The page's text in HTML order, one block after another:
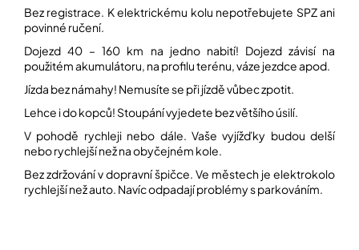
REPASOVANÉ
POMŮCKY
Přihlášení
Bez registrace. K elektrickému kolu nepotřebujete SPZ ani
povinné ručení.
Dojezd 40 – 160 km na jedno nabití! Dojezd závisí na
použitém akumulátoru, na profilu terénu, váze jezdce apod.
Jízda bez námahy! Nemusíte se při jízdě vůbec zpotit.
Lehce i do kopců! Stoupání vyjedete bez většího úsilí.
V pohodě rychleji nebo dále. Vaše vyjížďky budou delší
nebo rychlejší než na obyčejném kole.
Bez zdržování v dopravní špičce. Ve městech je elektrokolo
rychlejší než auto. Navíc odpadají problémy s parkováním.
e
m